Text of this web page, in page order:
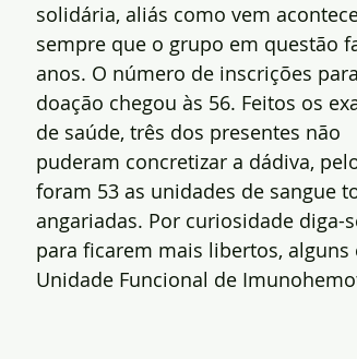
solidária, aliás como vem
sempre que o grupo em questão
anos. O número de inscrições para
doação chegou às 56. Feitos os
de saúde, três dos presentes não
puderam concretizar a dádiva,
foram 53 as unidades de sangue
angariadas. Por curiosidade diga-
para ficarem mais libertos,
Unidade Funcional de